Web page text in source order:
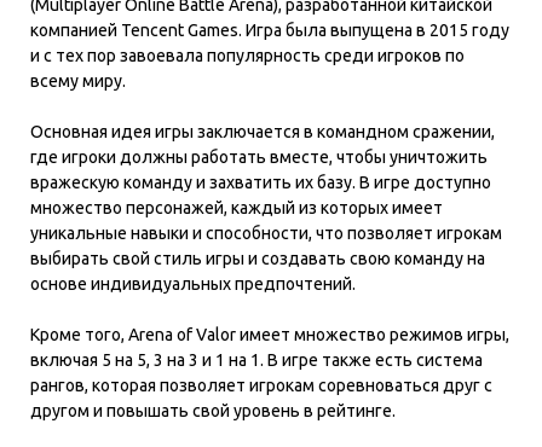
(Multiplayer Online Battle Arena), разработанной китайской
компанией Tencent Games. Игра была выпущена в 2015 году
и с тех пор завоевала популярность среди игроков по
всему миру.
Основная идея игры заключается в командном сражении,
где игроки должны работать вместе, чтобы уничтожить
вражескую команду и захватить их базу. В игре доступно
множество персонажей, каждый из которых имеет
уникальные навыки и способности, что позволяет игрокам
выбирать свой стиль игры и создавать свою команду на
основе индивидуальных предпочтений.
Кроме того, Arena of Valor имеет множество режимов игры,
включая 5 на 5, 3 на 3 и 1 на 1. В игре также есть система
рангов, которая позволяет игрокам соревноваться друг с
другом и повышать свой уровень в рейтинге.